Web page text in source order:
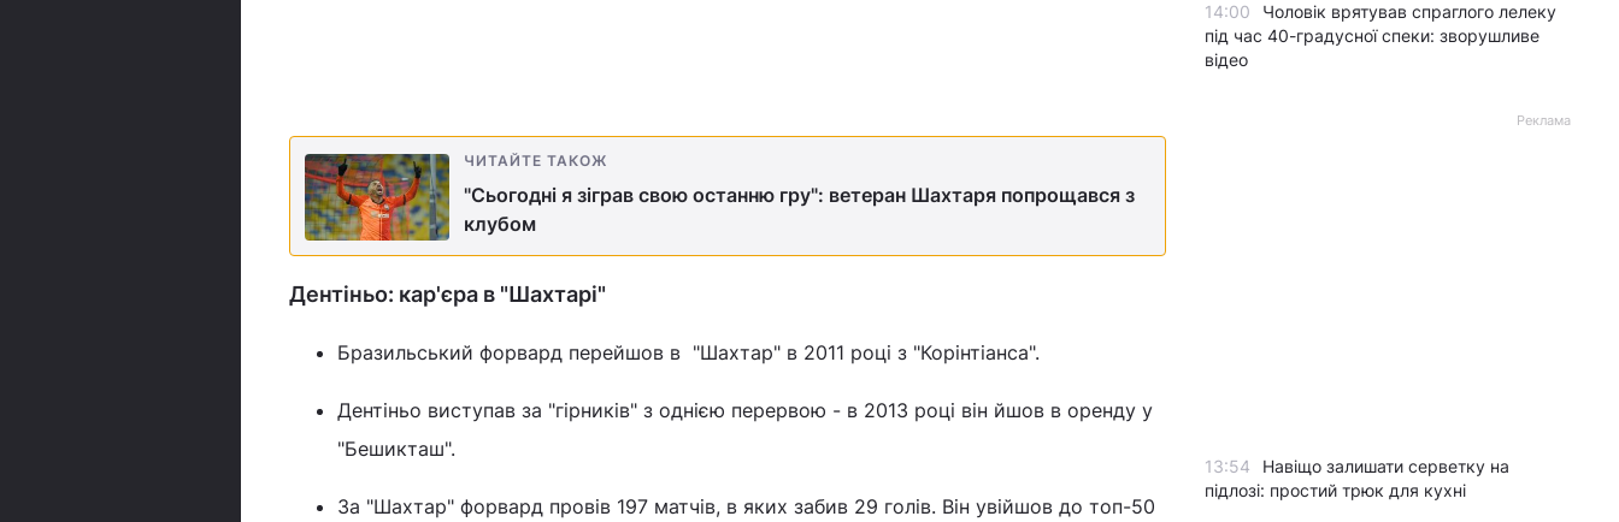
ЧИТАЙТЕ ТАКОЖ
"Сьогодні я зіграв свою останню гру": ветеран Шахтаря попрощався з
клубом
Дентіньо: кар'єра в "Шахтарі"
Бразильський форвард перейшов в "Шахтар" в 2011 році з "Корінтіанса".
Дентіньо виступав за "гірників" з однією перервою - в 2013 році він йшов в оренду у
"Бешикташ".
За "Шахтар" форвард провів 197 матчів, в яких забив 29 голів. Він увійшов до топ-50
14:00
Чоловік врятував спраглого лелеку
під час 40-градусної спеки: зворушливе
відео
Реклама
13:54
Навіщо залишати серветку на
підлозі: простий трюк для кухні